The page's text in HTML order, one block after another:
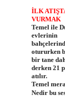
İLK
VURMAK
Temel ile
evlerinin
otururken
bir tane
derken 21
atılır.
Temel
Nedir bu